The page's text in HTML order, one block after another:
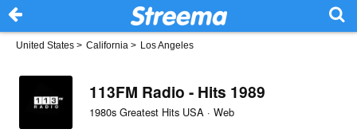
United States > California > Los Angeles
113FM Radio - Hits 1989
1980s Greatest Hits USA · Web